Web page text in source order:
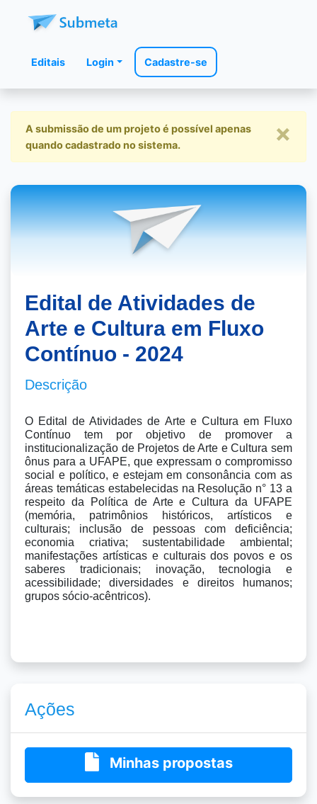
Editais Login Cadastre-se
A submissão de um projeto é possível apenas
quando cadastrado no sistema.
×
Edital de Atividades de
Arte e Cultura em Fluxo
Contínuo - 2024
Descrição
O Edital de Atividades de Arte e Cultura em Fluxo
Contínuo tem por objetivo de promover a
institucionalização de Projetos de Arte e Cultura sem
ônus para a UFAPE, que expressam o compromisso
social e político, e estejam em consonância com as
áreas temáticas estabelecidas na Resolução n° 13 a
respeito da Política de Arte e Cultura da UFAPE
(memória, patrimônios históricos, artísticos e
culturais; inclusão de pessoas com deficiência;
economia criativa; sustentabilidade ambiental;
manifestações artísticas e culturais dos povos e os
saberes tradicionais; inovação, tecnologia e
acessibilidade; diversidades e direitos humanos;
grupos sócio-acêntricos).
Ações
Minhas propostas